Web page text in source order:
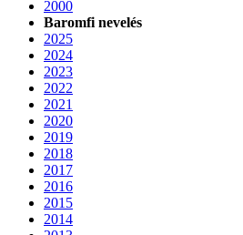
2000
Baromfi nevelés
2025
2024
2023
2022
2021
2020
2019
2018
2017
2016
2015
2014